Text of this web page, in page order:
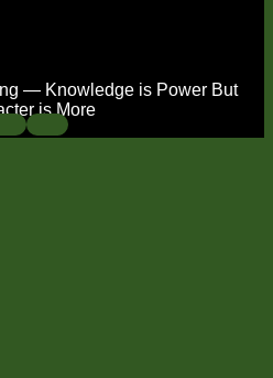
— Knowledge is Power But
is More